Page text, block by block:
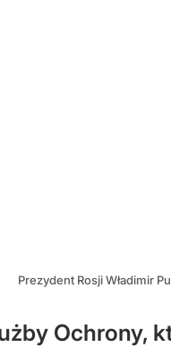
Prezydent Rosji Władimir
Ochrony,